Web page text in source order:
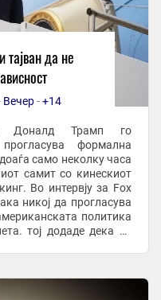
тајван да не
Вечер-+14
Доналд Трамп го
формална
само неколку часа
самит со кинескиот
Во интервју за Fox
никој да прогласува
политика
тој додаде дека не